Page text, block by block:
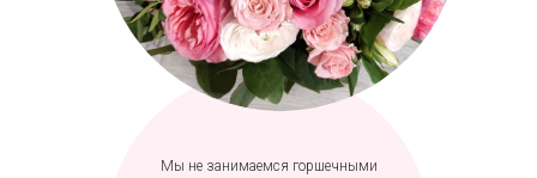
Мы не занимаемся горшечными